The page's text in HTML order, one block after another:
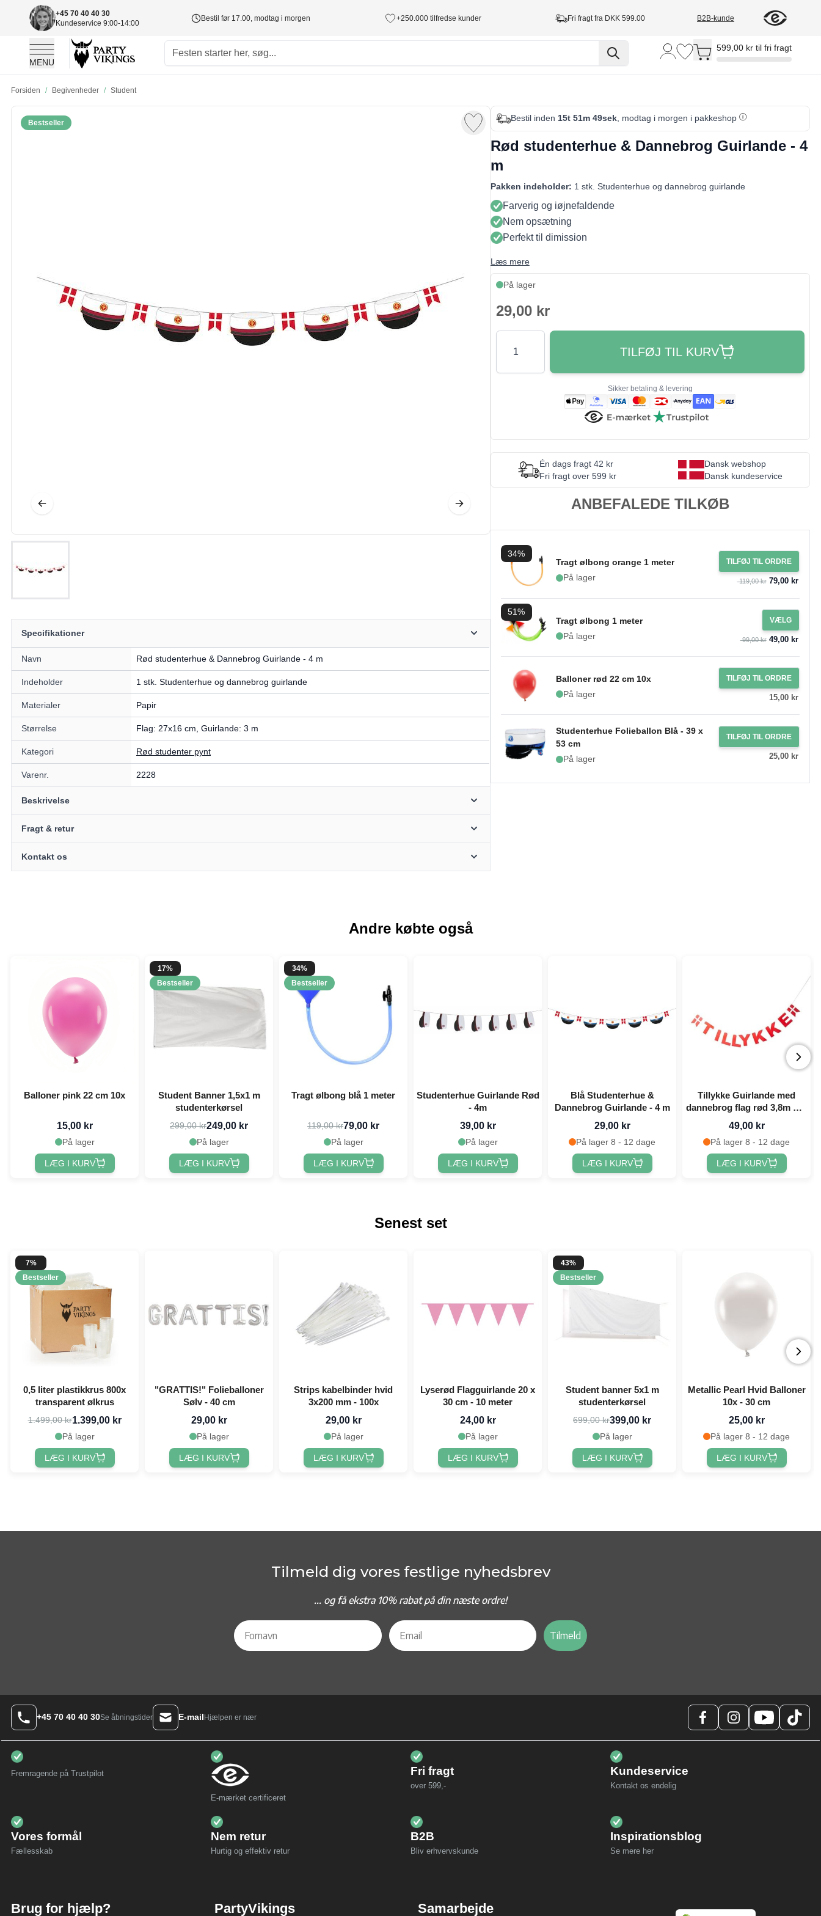
+45 70 40 40 30
Kundeservice 9:00-14:00
Bestil før 17.00, modtag i morgen +250.000 tilfredse kunder Fri fragt fra DKK 599.00 B2B-kunde
MENU
Toggle minicart, Cart is empty
599,00 kr til fri fragt
Forsiden / Begivenheder / Student
Bestseller
Specifikationer
Navn Rød studenterhue & Dannebrog Guirlande - 4 m
Indeholder 1 stk. Studenterhue og dannebrog guirlande
Materialer Papir
Størrelse Flag: 27x16 cm, Guirlande: 3 m
Kategori Rød studenter pynt
Varenr. 2228
Beskrivelse
Fragt & retur
Kontakt os
Bestil inden 15t 51m 48sek, modtag i morgen i pakkeshop
Rød studenterhue & Dannebrog Guirlande - 4
m
Pakken indeholder: 1 stk. Studenterhue og dannebrog guirlande
Farverig og iøjnefaldende
Nem opsætning
Perfekt til dimission
Læs mere
På lager
29,00 kr
Antal
TILFØJ TIL KURV
Sikker betaling & levering
Én dags fragt 42 kr
Fri fragt over 599 kr
Dansk webshop
Dansk kundeservice
ANBEFALEDE TILKØB
34%
Tragt ølbong orange 1 meter
På lager
TILFØJ TIL ORDRE
119,00 kr79,00 kr
51%
Tragt ølbong 1 meter
På lager
VÆLG
99,00 kr49,00 kr
Balloner rød 22 cm 10x
På lager
TILFØJ TIL ORDRE
15,00 kr
Studenterhue Folieballon Blå - 39 x
53 cm
På lager
TILFØJ TIL ORDRE
25,00 kr
Andre købte også
Balloner pink 22 cm 10x
15,00 kr
På lager
LÆG I KURV
17%
Bestseller
Student Banner 1,5x1 m
studenterkørsel
299,00 kr249,00 kr
På lager
LÆG I KURV
34%
Bestseller
Tragt ølbong blå 1 meter
119,00 kr79,00 kr
På lager
LÆG I KURV
Studenterhue Guirlande Rød
- 4m
39,00 kr
På lager
LÆG I KURV
Blå Studenterhue &
Dannebrog Guirlande - 4 m
29,00 kr
På lager 8 - 12 dage
LÆG I KURV
Tillykke Guirlande med
dannebrog flag rød 3,8m Det
Gamle Apotek
49,00 kr
På lager 8 - 12 dage
LÆG I KURV
Senest set
7%
Bestseller
0,5 liter plastikkrus 800x
transparent ølkrus
1.499,00 kr1.399,00 kr
På lager
LÆG I KURV
"GRATTIS!" Folieballoner
Sølv - 40 cm
29,00 kr
På lager
LÆG I KURV
Strips kabelbinder hvid
3x200 mm - 100x
29,00 kr
På lager
LÆG I KURV
Lyserød Flagguirlande 20 x
30 cm - 10 meter
24,00 kr
På lager
LÆG I KURV
43%
Bestseller
Student banner 5x1 m
studenterkørsel
699,00 kr399,00 kr
På lager
LÆG I KURV
Metallic Pearl Hvid Balloner
10x - 30 cm
25,00 kr
På lager 8 - 12 dage
LÆG I KURV
Tilmeld dig vores festlige nyhedsbrev
... og få ekstra 10% rabat på din næste ordre!
Tilmeld
+45 70 40 40 30Se åbningstider E-mailHjælpen er nær
Fremragende på Trustpilot
E-mærket certificeret
Fri fragt
over 599,-
Kundeservice
Kontakt os endelig
Vores formål
Fællesskab
Nem retur
Hurtig og effektiv retur
B2B
Bliv erhvervskunde
Inspirationsblog
Se mere her
Brug for hjælp? PartyVikings Samarbejde